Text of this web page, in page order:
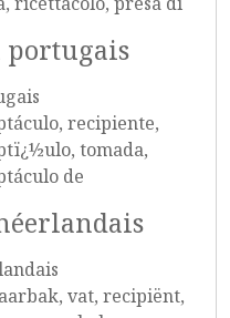
portugais
recipiente,
tomada,
de
vat, recipiënt,